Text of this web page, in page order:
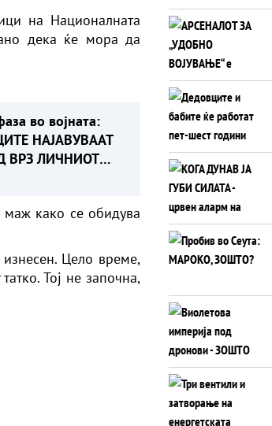
на Националната
дека ќе мора да
во војната:
НАЈАВУВААТ
ВРЗ ЛИЧНИОТ
маж како се обидува
Цело време,
Тој не започна,